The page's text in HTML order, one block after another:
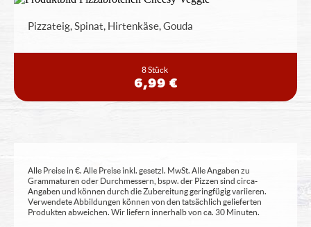
Pizzateig, Spinat, Hirtenkäse, Gouda
8 Stück
6,99 €
Alle Preise in €. Alle Preise inkl. gesetzl. MwSt. Alle Angaben zu
Grammaturen oder Durchmessern, bspw. der Pizzen sind circa-
Angaben und können durch die Zubereitung geringfügig variieren.
Verwendete Abbildungen können von den tatsächlich gelieferten
Produkten abweichen. Wir liefern innerhalb von ca. 30 Minuten.